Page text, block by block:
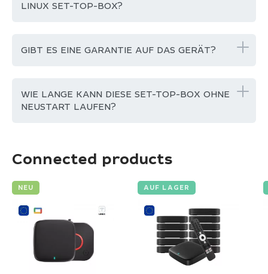
LINUX SET-TOP-BOX?
GIBT ES EINE GARANTIE AUF DAS GERÄT?
WIE LANGE KANN DIESE SET-TOP-BOX OHNE
NEUSTART LAUFEN?
Connected products
NEU AUF LAGER